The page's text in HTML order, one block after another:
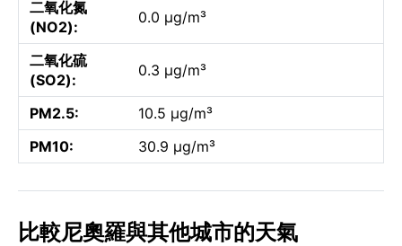
二氧化氮
(NO2):
0.0 µg/m³
二氧化硫
(SO2):
0.3 µg/m³
PM2.5:
10.5 µg/m³
PM10:
30.9 µg/m³
比較尼奧羅與其他城市的天氣